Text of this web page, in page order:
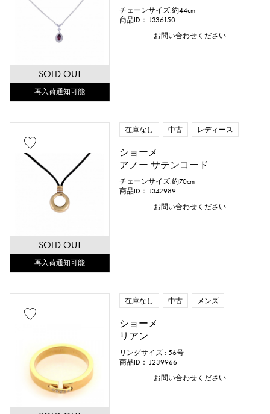
SOLD OUT
再入荷通知可能
チェーンサイズ:約44cm
商品ID： J336150
お問い合わせください
SOLD OUT
再入荷通知可能
在庫なし 中古 レディース
ショーメ
アノー サテンコード
チェーンサイズ:約70cm
商品ID： J342989
お問い合わせください
在庫なし 中古 メンズ
ショーメ
リアン
リングサイズ : 56号
商品ID： J239966
お問い合わせください